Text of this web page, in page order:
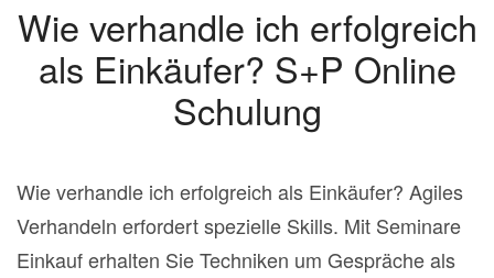
Wie verhandle ich erfolgreich
als Einkäufer? S+P Online
Schulung
Wie verhandle ich erfolgreich als Einkäufer? Agiles
Verhandeln erfordert spezielle Skills. Mit Seminare
Einkauf erhalten Sie Techniken um Gespräche als